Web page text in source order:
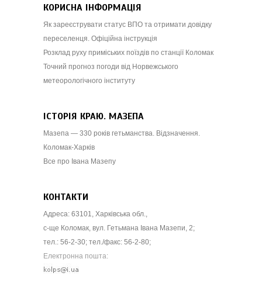
КОРИСНА ІНФОРМАЦІЯ
Як зареєструвати статус ВПО та отримати довідку
переселенця. Офіційна інструкція
Розклад руху приміських поїздів по станції Коломак
Точний прогноз погоди від Норвежського
метеорологічного інституту
ІСТОРІЯ КРАЮ. МАЗЕПА
Мазепа — 330 років гетьманства. Відзначення.
Коломак-Харків
Все про Івана Мазепу
КОНТАКТИ
Адреса: 63101, Харківська обл.,
с-ще Коломак, вул. Гетьмана Івана Мазепи, 2;
тел.: 56-2-30; тел./факс: 56-2-80;
Електронна пошта: